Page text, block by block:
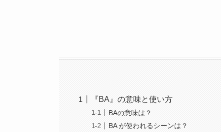
『BA』の意味と使い方
BAの意味は？
BA が使われるシーンは？